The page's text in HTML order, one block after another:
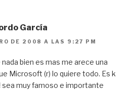
García
DE 2008 A LAS 9:27 PM
bien es mas me arece una
Microsoft (r) lo quiere todo. Es k
sea muy famoso e importante